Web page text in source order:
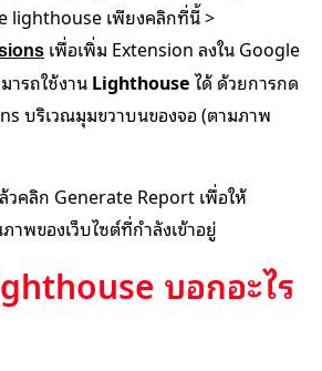
lighthouse เพียงคลิกที่นี้ >
เพื่อเพิ่ม Extension ลงใน Google
รถใช้งานLighthouseได้ ด้วยการกด
บริเวณมุมขวาบนของจอ (ตามภาพ
วคลิก Generate Report เพื่อให้
พของเว็บไซต์ที่กำลังเข้าอยู่
บอกอะไร